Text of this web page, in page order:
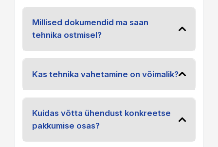
Millised dokumendid ma saan
tehnika ostmisel?
Kas tehnika vahetamine on võimalik?
Kuidas võtta ühendust konkreetse
pakkumise osas?